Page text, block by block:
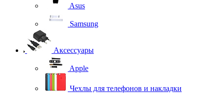
Asus
Samsung
Аксессуары
Apple
Чехлы для телефонов и накладки